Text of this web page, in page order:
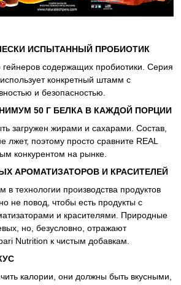
ИСПЫТАННЫЙ ПРОБИОТИК
содержащих пробиотики. Серия
конкретный штамм с
и безопасностью.
50 Г БЕЛКА В КАЖДОЙ ПОРЦИИ
загружен жирами и сахарами. Состав,
лжет, поэтому просто сравните REAL
конкурентом на рынке.
АРОМАТИЗАТОРОВ И КРАСИТЕЛЕЙ
технологии производства продуктов
не повод, чтобы есть продукты с
и красителями. Природные
но, безусловно, отражают
Nutrition к чистым добавкам.
калории, они должны быть вкусными,